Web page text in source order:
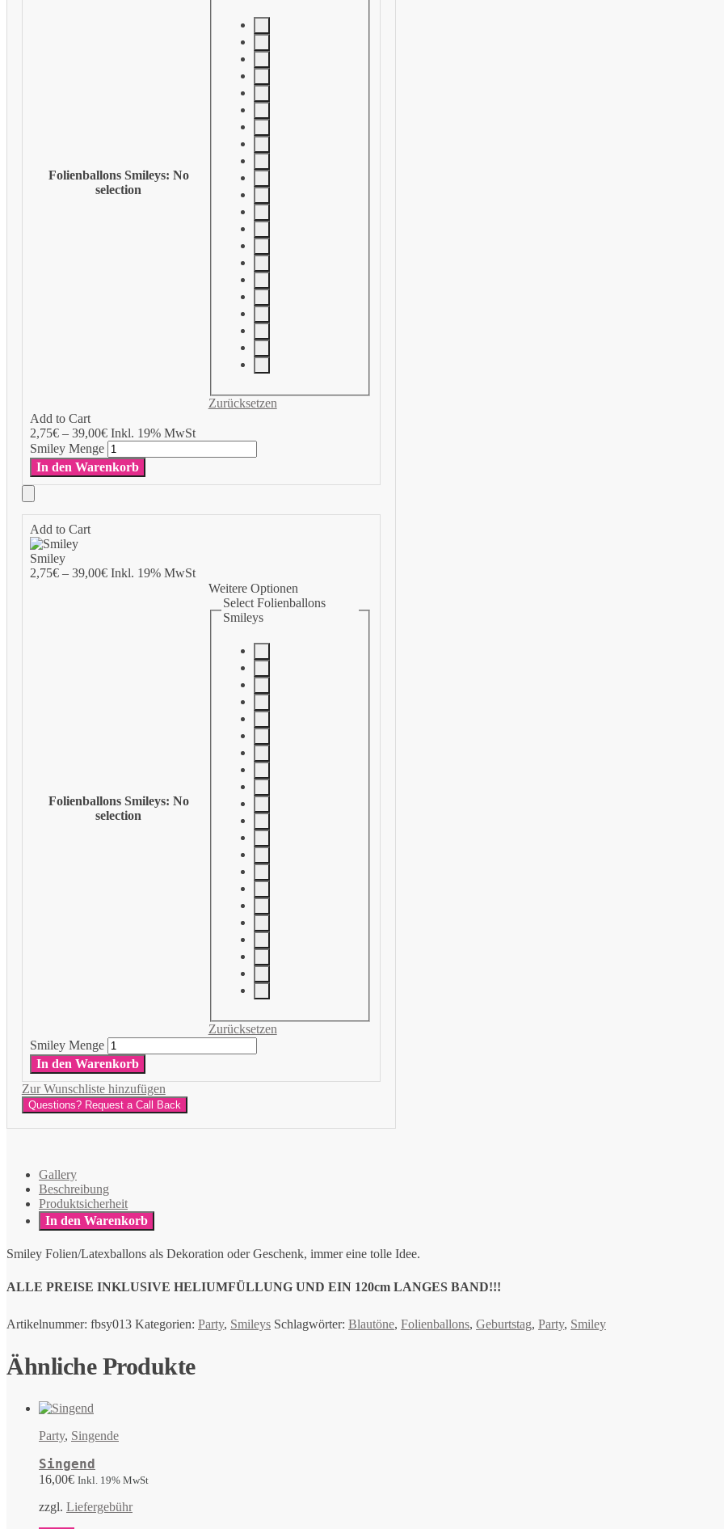
Add to Cart
2,75€– 39,00€Inkl. 19% MwSt
Folienballons Smileys: No
selection
Zurücksetzen
Smiley Menge
In den Warenkorb
Add to Cart
Smiley
2,75€– 39,00€Inkl. 19% MwSt
Folienballons Smileys: No
selection
Weitere Optionen
Select Folienballons
Smileys
Zurücksetzen
Smiley Menge
In den Warenkorb
Zur Wunschliste hinzufügen
Questions? Request a Call Back
Gallery
Beschreibung
Produktsicherheit
In den Warenkorb
Smiley Folien/Latexballons als Dekoration oder Geschenk, immer eine tolle Idee.
ALLE PREISE INKLUSIVE HELIUMFÜLLUNG UND EIN 120cm LANGES BAND!!!
Artikelnummer: fbsy013 Kategorien: Party, Smileys Schlagwörter: Blautöne, Folienballons, Geburtstag, Party, Smiley
Ähnliche Produkte
Party, Singende
Singend
16,00€ Inkl. 19% MwSt
zzgl. Liefergebühr